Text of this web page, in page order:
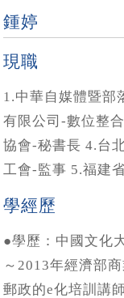
鍾婷
現職
1.中華自媒體暨部
有限公司-數位整
協會-秘書長 4.台
工會-監事 5.福建
學經歷
●學歷：中國文化
～2013年經濟部
郵政的e化培訓講